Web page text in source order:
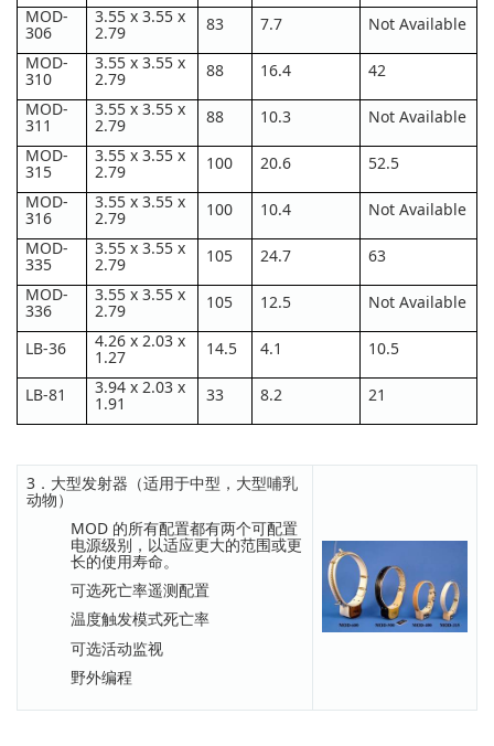
MOD-
306
3.55 x 3.55 x
2.79 83 7.7
Not Available
MOD-
310
3.55 x 3.55 x
2.79 88 16.4
42
MOD-
311
3.55 x 3.55 x
2.79 88 10.3
Not Available
MOD-
315
3.55 x 3.55 x
2.79 100 20.6
52.5
MOD-
316
3.55 x 3.55 x
2.79 100 10.4
Not Available
MOD-
335
3.55 x 3.55 x
2.79 105 24.7
63
MOD-
336
3.55 x 3.55 x
2.79 105 12.5 Not Available
LB-36 4.26 x 2.03 x
1.27 14.5 4.1 10.5
LB-81 3.94 x 2.03 x
1.91 33 8.2 21
3．大型发射器（适用于中型，大型哺乳
动物）
MOD 的所有配置都有两个可配置
电源级别，以适应更大的范围或更
长的使用寿命。
可选死亡率遥测配置
温度触发模式死亡率
可选活动监视
野外编程